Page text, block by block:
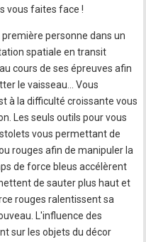
vous faites face !
personne dans un
spatiale en transit
cours de ses épreuves afin
le vaisseau... Vous
à la difficulté croissante vous
Les seuls outils pour vous
vous permettant de
rouges afin de manipuler la
de force bleus accélèrent
de sauter plus haut et
rouges ralentissent sa
L'influence des
sur les objets du décor